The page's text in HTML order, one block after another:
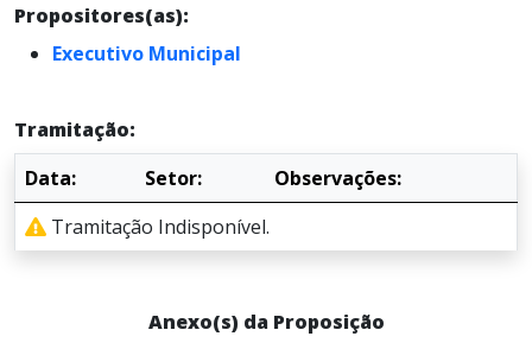
Propositores(as):
Executivo Municipal
Tramitação:
Data:
Setor:
Observações:
Tramitação Indisponível.
Anexo(s) da Proposição